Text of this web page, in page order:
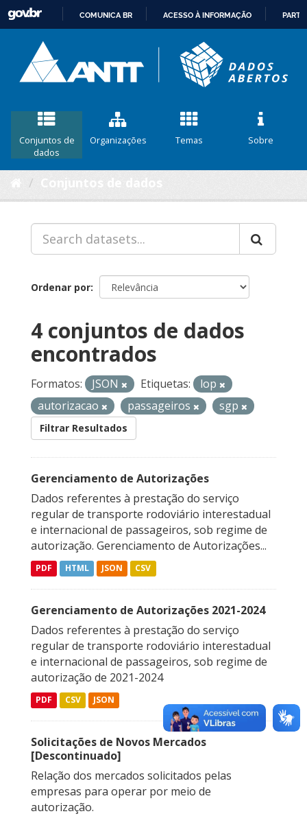
CONTEÚDO
COMUNICA BR ACESSO À INFORMAÇÃO
Conjuntos de
dados
Organizações Temas Sobre
Ordenar por
4 conjuntos de dados
encontrados
Formatos: JSON Etiquetas:
lop
autorizacao
passageiros sgp
Filtrar Resultados
Gerenciamento de Autorizações
Dados referentes à prestação do serviço
regular de transporte rodoviário interestadual
e internacional de passageiros, sob regime de
autorização. Gerenciamento de Autorizações...
PDF HTML JSON CSV
Gerenciamento de Autorizações 2021-2024
Dados referentes à prestação do serviço
regular de transporte rodoviário interestadual
e internacional de passageiros, sob regime de
autorização de 2021-2024
PDF CSV JSON
Solicitações de Novos Mercados
[Descontinuado]
Relação dos mercados solicitados pelas
empresas para operar por meio de
autorização.